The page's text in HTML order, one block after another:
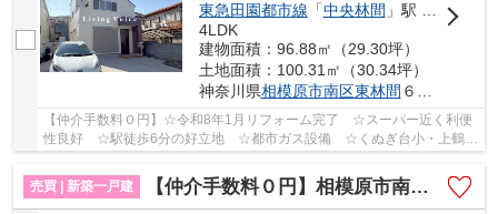
東急田園都市線 「中央林間 」駅 徒歩22分
4LDK
建物面積：96.88㎡（29.30坪）
土地面積：100.31㎡（30.34坪）
神奈川県相模原市南区東林間 ６丁目
【仲介手数料０円】☆令和8年1月リフォーム完了 ☆スーパー近く利便
性良好 ☆駅徒歩6分の好立地 ☆都市ガス設備 ☆くぬぎ台小・上鶴間
売買 | 新築一戸建
【仲介手数料０円】相模原市南区東林間6丁目 新築一戸建て 全3棟